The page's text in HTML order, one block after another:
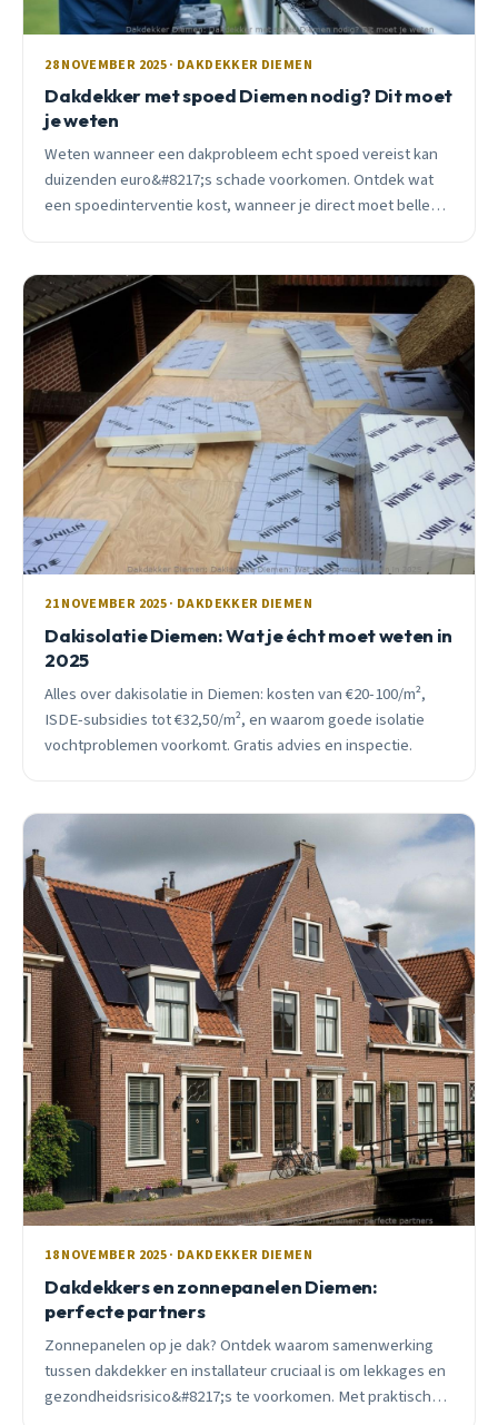
28 NOVEMBER 2025 · DAKDEKKER DIEMEN
Dakdekker met spoed Diemen nodig? Dit moet
je weten
Weten wanneer een dakprobleem echt spoed vereist kan
duizenden euro&#8217;s schade voorkomen. Ontdek wat
een spoedinterventie kost, wanneer je direct moet bellen,
21 NOVEMBER 2025 · DAKDEKKER DIEMEN
Dakisolatie Diemen: Wat je écht moet weten in
2025
Alles over dakisolatie in Diemen: kosten van €20-100/m²,
ISDE-subsidies tot €32,50/m², en waarom goede isolatie
vochtproblemen voorkomt. Gratis advies en inspectie.
18 NOVEMBER 2025 · DAKDEKKER DIEMEN
Dakdekkers en zonnepanelen Diemen:
perfecte partners
Zonnepanelen op je dak? Ontdek waarom samenwerking
tussen dakdekker en installateur cruciaal is om lekkages en
gezondheidsrisico&#8217;s te voorkomen. Met praktische